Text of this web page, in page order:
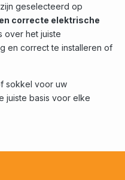
geselecteerd op
correcte elektrische
over het juiste
en correct te installeren of
sokkel voor uw
juiste basis voor elke